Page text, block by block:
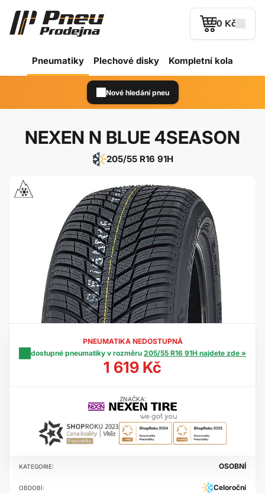
0 Kč
Pneumatiky Plechové disky Kompletní kola
Nové hledání pneu
NEXEN N BLUE 4SEASON
205/55 R16 91H
KATEGORIE: OSOBNÍ
OBDOBÍ: Celoroční
PNEUMATIKA NEDOSTUPNÁ
dostupné pneumatiky v rozměru 205/55 R16 91H najdete zde »
1 619 Kč
ZNAČKA: